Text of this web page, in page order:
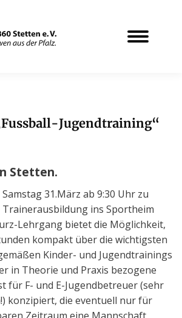
Jugendtraining“
Stetten.
Samstag 31.März ab 9:30 Uhr zu
ins Sportheim
Lehrgang bietet die Möglichkeit,
kompakt über die wichtigsten
Kinder- und Jugendtrainings
in Theorie und Praxis bezogene
für F- und E-Jugendbetreuer (sehr
konzipiert, die eventuell nur für